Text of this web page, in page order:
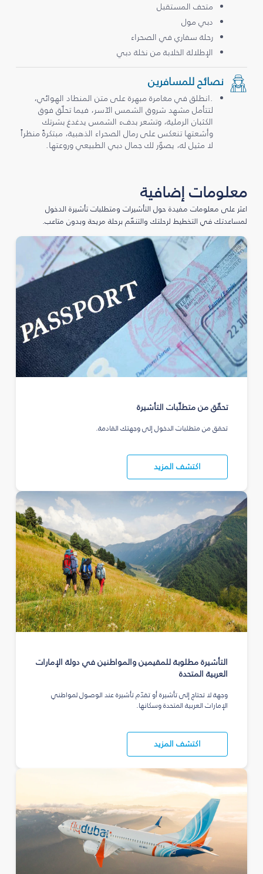
متحف المستقبل
دبي مول
رحلة سفاري في الصحراء
الإطلالة الخلابة من نخلة دبي
نصائح للمسافرين
.انطلق في مغامرة مبهرة على متن المنطاد الهوائي،
لتتأمل مشهد شروق الشمس الآسر، فيما تحلّق فوق
الكثبان الرملية، وتشعر بدفء الشمس يدغدغ بشرتك
وأشعتها تنعكس على رمال الصحراء الذهبية، مبتكرةً منظراً
لا مثيل له، يصوّر لك جمال دبي الطبيعي وروعتها.
معلومات إضافية
اعثر على معلومات مفيدة حول التأشيرات ومتطلبات تأشيرة الدخول
لمساعدتك في التخطيط لرحلتك والتنعّم برحلة مريحة وبدون متاعب.
تحقّق من متطلّبات التأشيرة
تحقق من متطلبات الدخول إلى وجهتك القادمة.
اكتشف المزيد
التأشيرة مطلوبة للمقيمين والمواطنين في دولة الإمارات
العربية المتحدة
وجهة لا تحتاج إلى تأشيرة أو تقدّم تأشيرة عند الوصول لمواطني
الإمارات العربية المتحدة وسكانها.
اكتشف المزيد